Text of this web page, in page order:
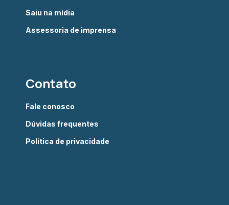
Saiu na mídia
Assessoria de imprensa
Contato
Fale conosco
Dúvidas frequentes
Política de privacidade